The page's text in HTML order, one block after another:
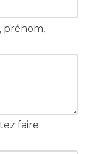
prénom,
faire